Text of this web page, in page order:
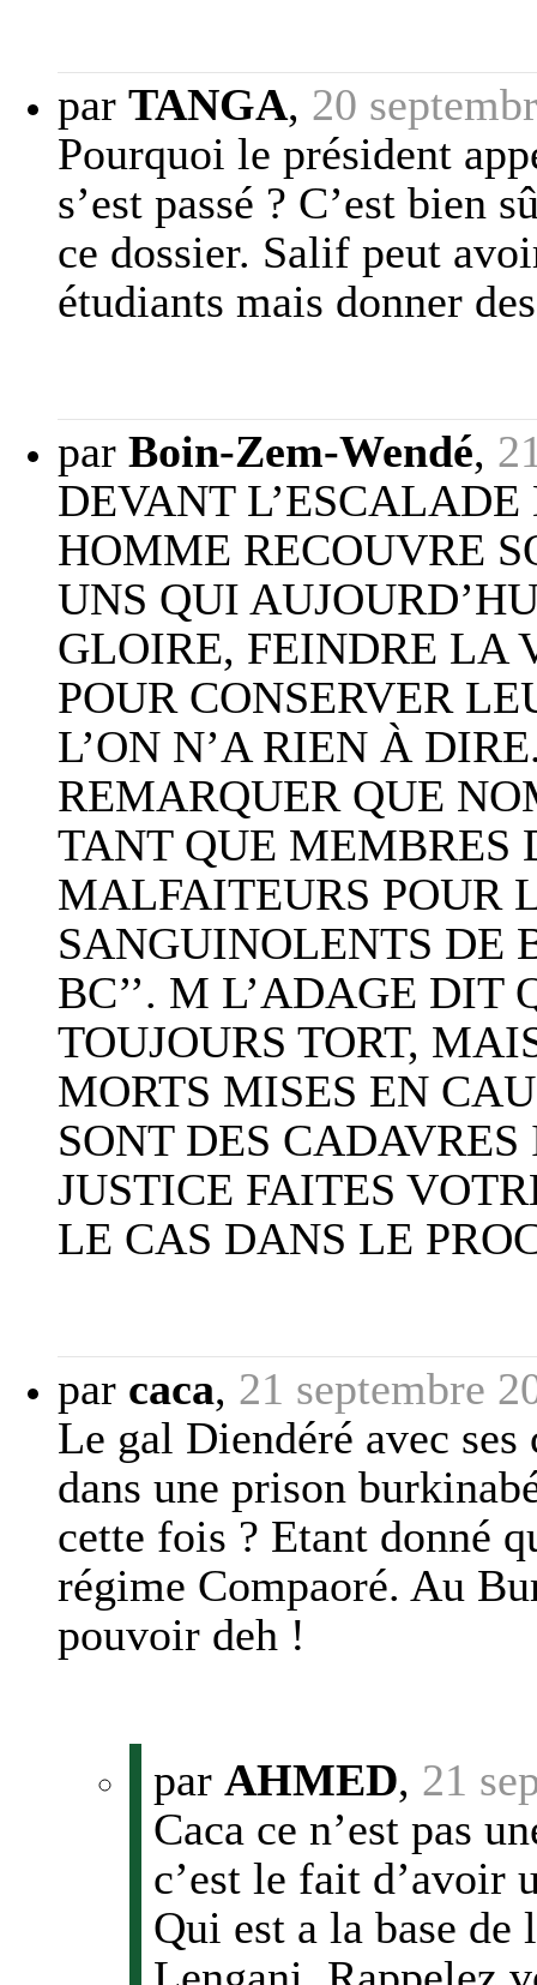
par TANGA, 20
Pourquoi le président
s’est passé ? C’est bien
ce dossier. Salif peut
étudiants mais donner
par Boin-Zem-Wendé,
DEVANT
HOMME RECOUVRE
UNS QUI
GLOIRE, FEINDRE LA
POUR CONSERVER
L’ON N’A RIEN À
REMARQUER QUE
TANT QUE MEMBRES
MALFAITEURS POUR
SANGUINOLENTS DE
BC’’. M L’ADAGE DIT
TOUJOURS TORT,
MORTS MISES EN
SONT DES
JUSTICE FAITES
LE CAS DANS LE
par caca, 21 septembre
Le gal Diendéré avec
dans une prison
cette fois ? Etant donné
régime Compaoré. Au
pouvoir deh !
par AHMED, 21
Caca ce n’est pas
c’est le fait d’avoir
Qui est a la base de